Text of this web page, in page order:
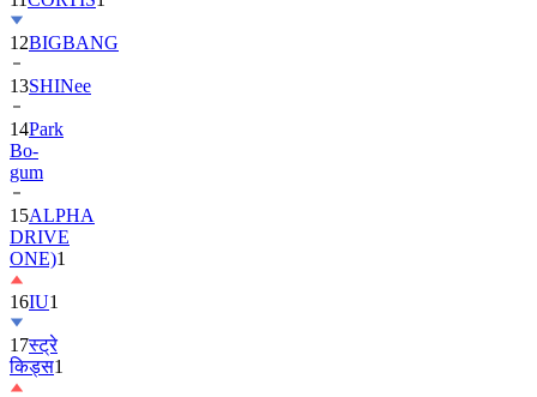
13SHINee
14Park
Bo-
gum
15ALPHA
DRIVE
ONE)1
16IU1
17स्ट्रे
किड्स
18NewJeans